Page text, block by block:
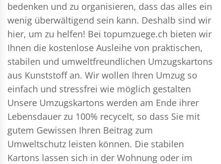
bedenken und zu organisieren, dass das alles ein
wenig überwältigend sein kann. Deshalb sind wir
hier, um zu helfen! Bei topumzuege.ch bieten wir
Ihnen die kostenlose Ausleihe von praktischen,
stabilen und umweltfreundlichen Umzugskartons
aus Kunststoff an. Wir wollen Ihren Umzug so
einfach und stressfrei wie möglich gestalten
Unsere Umzugskartons werden am Ende ihrer
Lebensdauer zu 100% recycelt, so dass Sie mit
gutem Gewissen Ihren Beitrag zum
Umweltschutz leisten können. Die stabilen
Kartons lassen sich in der Wohnung oder im